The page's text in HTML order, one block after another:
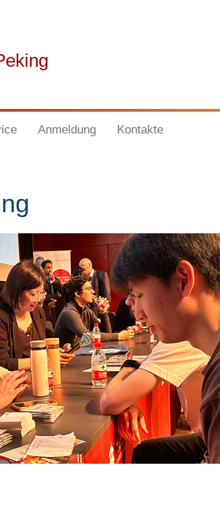
Anmeldung Kontakte